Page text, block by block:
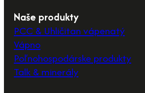
Naše produkty
PCC & Uhličitan vápenatý
Vápno
Poľnohospodárske produkty
Talk & minerály